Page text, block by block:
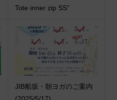
Tote inner zip SS”
JIB船坂・朝ヨガのご案内
(2025/5/17)